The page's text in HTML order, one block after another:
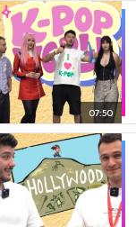
07:50